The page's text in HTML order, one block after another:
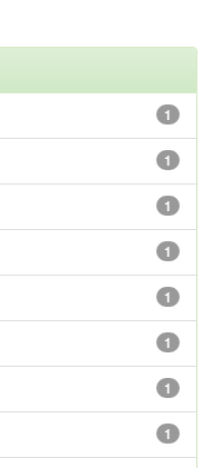
1
1
1
1
1
1
1
1